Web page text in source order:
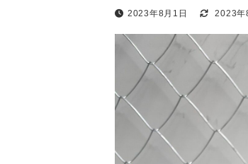
2023年8月1日 2023年